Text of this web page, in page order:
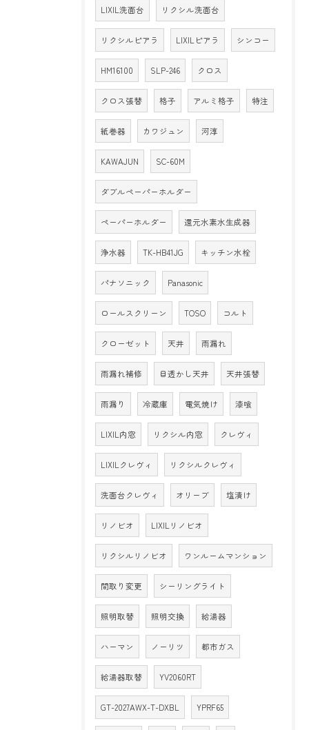
LIXIL洗面台 リクシル洗面台
リクシルピアラ LIXILピアラ シンコー
HM16100 SLP-246 クロス
クロス張替 格子 アルミ格子 特注
紙巻器 カワジュン 河淳
KAWAJUN SC-60M
ダブルペーパーホルダー
ペーパーホルダー 還元水素水生成器
浄水器 TK-HB41JG キッチン水栓
パナソニック Panasonic
ロールスクリーン TOSO コルト
クローゼット 天井 雨漏れ
雨漏れ補修 目透かし天井 天井張替
雨漏り 冷蔵庫 電気焼け 漆喰
LIXIL内窓 リクシル内窓 クレヴィ
LIXILクレヴィ リクシルクレヴィ
洗面台クレヴィ オリーブ 塩漬け
リノビオ LIXILリノビオ
リクシルリノビオ ワンルームマンション
間取り変更 シーリングライト
照明取替 照明交換 給湯器
ハーマン ノーリツ 都市ガス
給湯器取替 YV2060RT
GT-2027AWX-T-DXBL YPRF65